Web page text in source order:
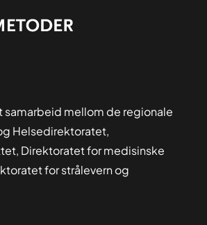
samarbeid mellom de regionale
Helsedirektoratet,
Direktoratet for medisinske
for strålevern og